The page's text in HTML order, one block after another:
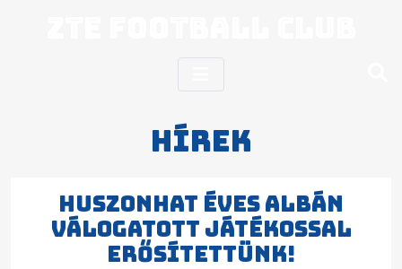
Hírek
Huszonhat éves albán
válogatott játékossal
erősítettünk!